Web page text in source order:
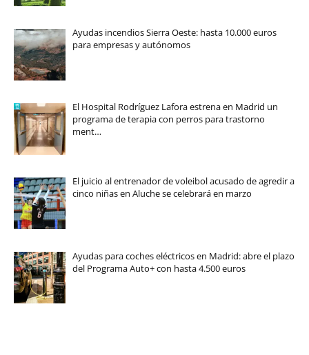
Ayudas incendios Sierra Oeste: hasta 10.000 euros
para empresas y autónomos
El Hospital Rodríguez Lafora estrena en Madrid un
programa de terapia con perros para trastorno
ment…
El juicio al entrenador de voleibol acusado de agredir a
cinco niñas en Aluche se celebrará en marzo
Ayudas para coches eléctricos en Madrid: abre el plazo
del Programa Auto+ con hasta 4.500 euros